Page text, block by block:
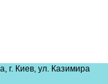
г. Киев, ул. Казимира